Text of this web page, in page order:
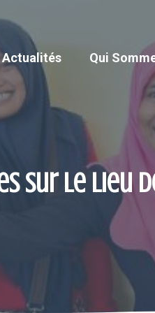
Actualités Qui
sur le lieu